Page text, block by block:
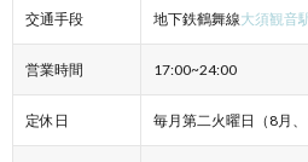
交通手段 地下鉄鶴舞線大須観音
営業時間 17:00~24:00
定休日 毎月第二火曜日（8月